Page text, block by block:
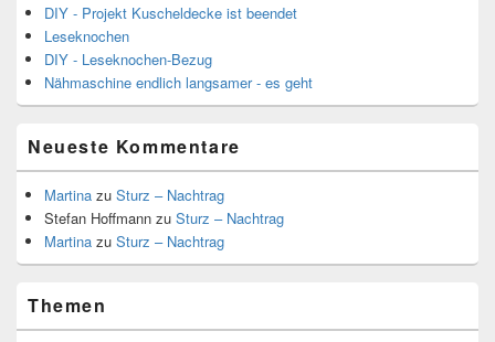
DIY - Projekt Kuscheldecke ist beendet
Leseknochen
DIY - Leseknochen-Bezug
Nähmaschine endlich langsamer - es geht
Neueste Kommentare
Martina zu Sturz – Nachtrag
Stefan Hoffmann zu Sturz – Nachtrag
Martina zu Sturz – Nachtrag
Themen